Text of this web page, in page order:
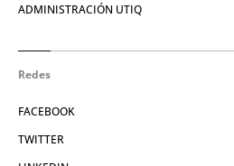
ADMINISTRACIÓN UTIQ
Redes
FACEBOOK
TWITTER